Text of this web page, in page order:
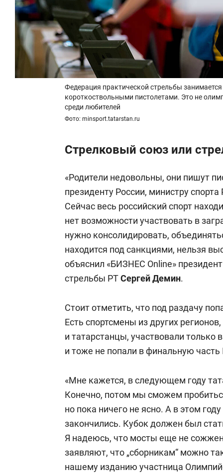
Федерация практической стрельбы
короткоствольными пистолетами. Это не
среди любителей
Фото: minsport.tatarstan.ru
Стрелковый союз или
«Родители недовольны, они пишут
президенту России, министру
Сейчас весь российский спорт
нет возможности участвовать в
нужно консолидировать,
находится под санкциями, нельзя
объяснил «БИЗНЕС Online»
стрельбы РТСергей Демин.
Стоит отметить, что под раздачу
Есть спортсмены из других
и татарстанцы, участвовали только
и тоже не попали в финальную часть
«Мне кажется, в следующем году
Конечно, потом мы сможем
но пока ничего не ясно. А в этом
закончились. Кубок должен был
Я надеюсь, что мосты еще не
заявляют, что „сборникам“ можно
нашему изданию участница